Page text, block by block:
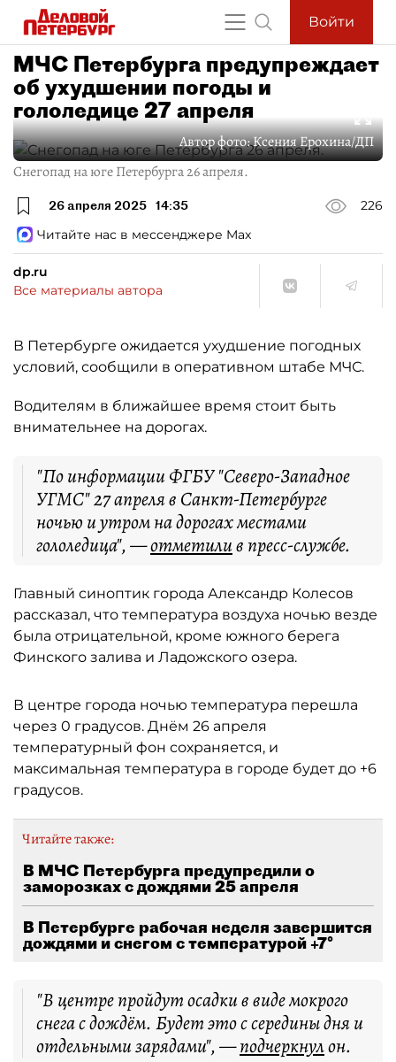
Войти
МЧС Петербурга предупреждает
об ухудшении погоды и
гололедице 27 апреля
Автор фото:Ксения Ерохина/ДП
Снегопад на юге Петербурга 26 апреля.
26 апреля 2025 14:35
226
Читайте нас в мессенджере Max
dp.ru
Все материалы автора
В Петербурге ожидается ухудшение погодных
условий, сообщили в оперативном штабе МЧС.
Водителям в ближайшее время стоит быть
внимательнее на дорогах.
"По информации ФГБУ "Северо-Западное
УГМС" 27 апреля в Санкт-Петербурге
ночью и утром на дорогах местами
гололедица", —отметилив пресс-службе.
Главный синоптик города Александр Колесов
рассказал, что температура воздуха ночью везде
была отрицательной, кроме южного берега
Финского залива и Ладожского озера.
В центре города ночью температура перешла
через 0 градусов. Днём 26 апреля
температурный фон сохраняется, и
максимальная температура в городе будет до +6
градусов.
Читайте также:
В МЧС Петербурга предупредили о
заморозках с дождями 25 апреля
В Петербурге рабочая неделя завершится
дождями и снегом с температурой +7°
"В центре пройдут осадки в виде мокрого
снега с дождём. Будет это с середины дня и
отдельными зарядами", —подчеркнулон.